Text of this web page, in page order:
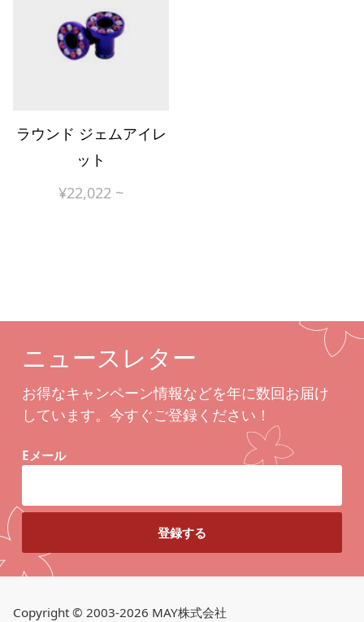
ラウンド ジェムアイレ
ット
¥22,022 ~
ニュースレター
お得なキャンペーン情報などを年に数回お届け
しています。今すぐご登録ください！
Eメール
Copyright © 2003-2026 MAY株式会社